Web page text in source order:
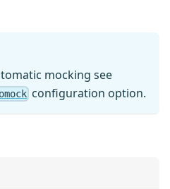
mocking see
configuration option.